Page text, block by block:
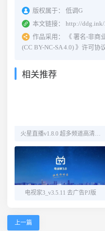
版权属于：
低调G
本文链接：
http://
作品采用：
《 署名-非商
(CC BY-NC-SA 4.0) 》许可协
相关推荐
火星直播v1.8.0 超多频道高清直播
电视家3_v3.5.11 去广告PJ版
上一篇